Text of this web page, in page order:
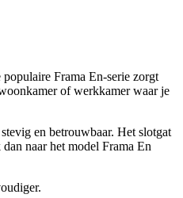
Frama En-serie zorgt
of werkkamer waar je
en betrouwbaar. Het slotgat
naar het model Frama En